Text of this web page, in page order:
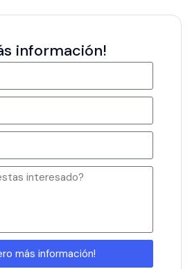
información!
más información!